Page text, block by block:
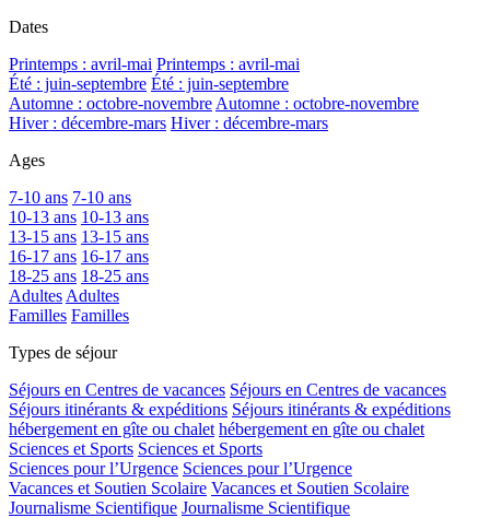
Dates
Printemps : avril-mai Printemps : avril-mai
Été : juin-septembre Été : juin-septembre
Automne : octobre-novembre Automne : octobre-novembre
Hiver : décembre-mars Hiver : décembre-mars
Ages
7-10 ans 7-10 ans
10-13 ans 10-13 ans
13-15 ans 13-15 ans
16-17 ans 16-17 ans
18-25 ans 18-25 ans
Adultes Adultes
Familles Familles
Types de séjour
Séjours en Centres de vacances Séjours en Centres de vacances
Séjours itinérants & expéditions Séjours itinérants & expéditions
hébergement en gîte ou chalet hébergement en gîte ou chalet
Sciences et Sports Sciences et Sports
Sciences pour l’Urgence Sciences pour l’Urgence
Vacances et Soutien Scolaire Vacances et Soutien Scolaire
Journalisme Scientifique Journalisme Scientifique